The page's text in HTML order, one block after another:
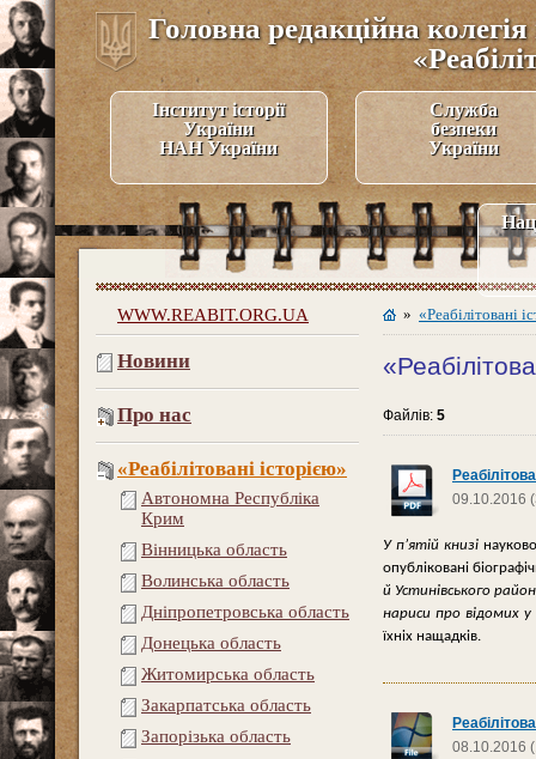
Головна редакційна
Інститут історії
України
НАН України
Служба
безпеки
України
WWW.REABIT.ORG.UA » «Реабілітовані
Новини
Про нас
«Реабілітовані історією»
Автономна Республіка
Крим
Вінницька область
Волинська область
Дніпропетровська область
Донецька область
Житомирська область
Закарпатська область
Запорізька область
Файлів: 5
09.10.2016
У п’ятій книзі
опубліковані біографі
й Устинівського район
нариси про відомих у
їхніх нащадків.
08.10.2016